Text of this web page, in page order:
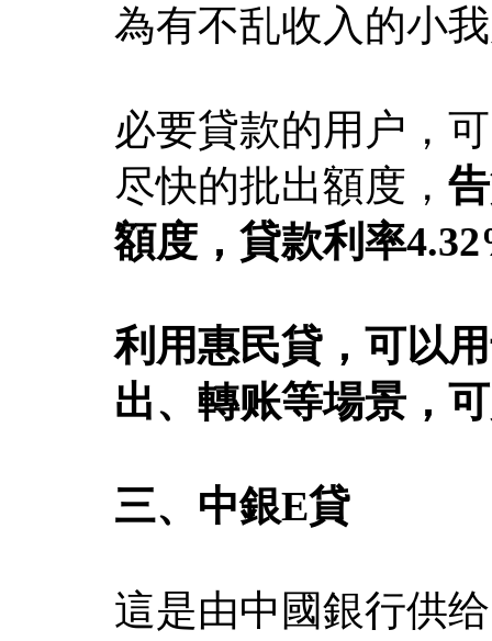
為有不乱收入的小
必要貸款的用户，
尽快的批出額度，
額度，貸款利率
利用惠民貸，可以
出、轉账等場景，
三、中銀E貸
這是由中國銀行供